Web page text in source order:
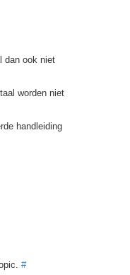
dan ook niet
worden niet
handleiding
#